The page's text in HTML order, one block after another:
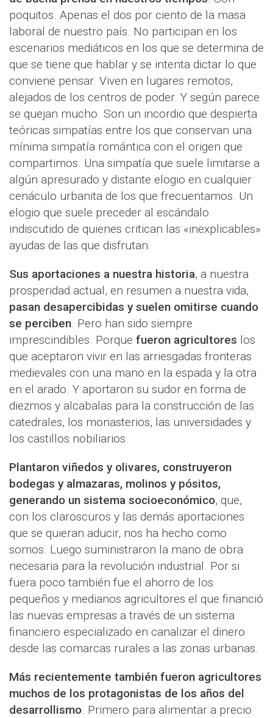
poquitos. Apenas el dos por ciento de la masa
laboral de nuestro país. No participan en los
escenarios mediáticos en los que se determina de
que se tiene que hablar y se intenta dictar lo que
conviene pensar. Viven en lugares remotos,
alejados de los centros de poder. Y según parece
se quejan mucho. Son un incordio que despierta
teóricas simpatías entre los que conservan una
mínima simpatía romántica con el origen que
compartimos. Una simpatía que suele limitarse a
algún apresurado y distante elogio en cualquier
cenáculo urbanita de los que frecuentamos. Un
elogio que suele preceder al escándalo
indiscutido de quienes critican las «inexplicables»
ayudas de las que disfrutan.
Sus aportaciones a nuestra historia, a nuestra
prosperidad actual, en resumen a nuestra vida,
pasan desapercibidas y suelen omitirse cuando
se perciben. Pero han sido siempre
imprescindibles. Porque fueron agricultores los
que aceptaron vivir en las arriesgadas fronteras
medievales con una mano en la espada y la otra
en el arado. Y aportaron su sudor en forma de
diezmos y alcabalas para la construcción de las
catedrales, los monasterios, las universidades y
los castillos nobiliarios.
Plantaron viñedos y olivares, construyeron
bodegas y almazaras, molinos y pósitos,
generando un sistema socioeconómico, que,
con los claroscuros y las demás aportaciones
que se quieran aducir, nos ha hecho como
somos. Luego suministraron la mano de obra
necesaria para la revolución industrial. Por si
fuera poco también fue el ahorro de los
pequeños y medianos agricultores el que financió
las nuevas empresas a través de un sistema
financiero especializado en canalizar el dinero
desde las comarcas rurales a las zonas urbanas.
Más recientemente también fueron agricultores
muchos de los protagonistas de los años del
desarrollismo. Primero para alimentar a precio